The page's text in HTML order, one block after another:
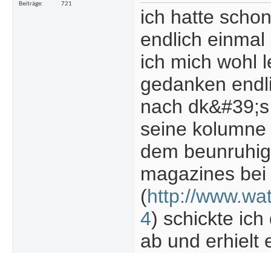
Beiträge
721
ich hatte
endlich
ich mich wohl
gedanken
nach
seine
dem
magazines
(http://
4) schickte ich
ab und erhielt